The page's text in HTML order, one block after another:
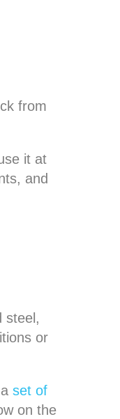
from
it at
and
steel,
or
set of
on the